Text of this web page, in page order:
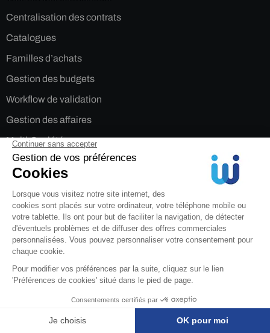
Centralisation des contrats
Catalogues
Familles d’achats
Gestion des budgets
Workflow de validation
Gestion des affaires
Multi-Sociétés
Gestion par service
Ventilation analytique
Punch-Out
Nos solutions
SI Achats